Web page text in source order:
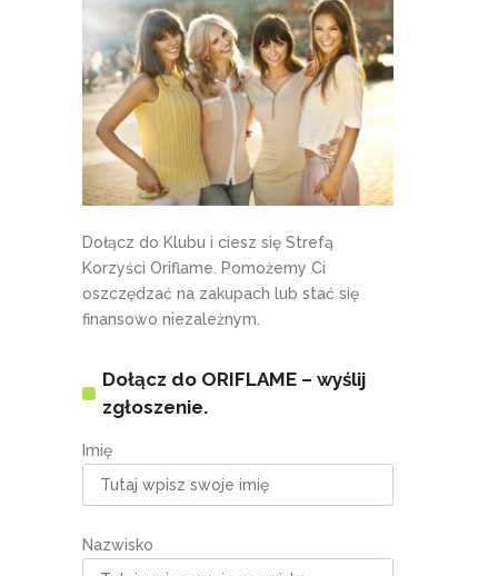
Dołącz do Klubu i ciesz się Strefą
Korzyści Oriflame. Pomożemy Ci
oszczędzać na zakupach lub stać się
finansowo niezależnym.
Dołącz do ORIFLAME – wyślij
zgłoszenie.
Imię
Nazwisko